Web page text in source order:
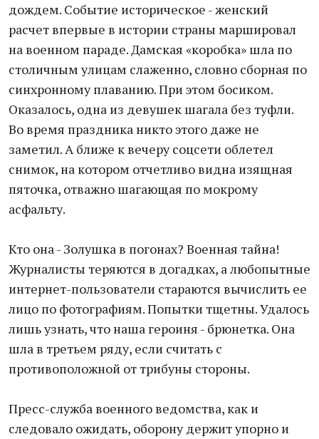
дождем. Событие историческое - женский
расчет впервые в истории страны маршировал
на военном параде. Дамская «коробка» шла по
столичным улицам слаженно, словно сборная по
синхронному плаванию. При этом босиком.
Оказалось, одна из девушек шагала без туфли.
Во время праздника никто этого даже не
заметил. А ближе к вечеру соцсети облетел
снимок, на котором отчетливо видна изящная
пяточка, отважно шагающая по мокрому
асфальту.
Кто она - Золушка в погонах? Военная тайна!
Журналисты теряются в догадках, а любопытные
интернет-пользователи стараются вычислить ее
лицо по фотографиям. Попытки тщетны. Удалось
лишь узнать, что наша героиня - брюнетка. Она
шла в третьем ряду, если считать с
противоположной от трибуны стороны.
Пресс-служба военного ведомства, как и
следовало ожидать, оборону держит упорно и